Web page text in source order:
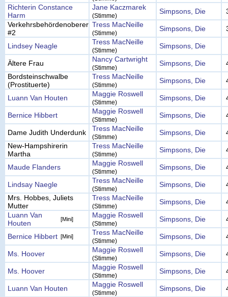
Richterin Constance
Harm
Jane Kaczmarek
(Stimme)
Simpsons, Die
Verkehrsbehördenoberer
#2
Tress MacNeille
(Stimme)
Simpsons, Die
Lindsey Neagle Tress MacNeille
(Stimme)
Simpsons, Die
Ältere Frau Nancy Cartwright
(Stimme)
Simpsons, Die
Bordsteinschwalbe
(Prostituerte)
Tress MacNeille
(Stimme)
Simpsons, Die
Luann Van Houten Maggie Roswell
(Stimme)
Simpsons, Die
Bernice Hibbert Maggie Roswell
(Stimme)
Simpsons, Die
Dame Judith Underdunk Tress MacNeille
(Stimme)
Simpsons, Die
New-Hampshirerin
Martha
Tress MacNeille
(Stimme)
Simpsons, Die
Maude Flanders Maggie Roswell
(Stimme)
Simpsons, Die
Lindsay Naegle Tress MacNeille
(Stimme)
Simpsons, Die
Mrs. Hobbes, Juliets
Mutter
Tress MacNeille
(Stimme)
Simpsons, Die
Luann Van
Houten
[Mini] Maggie Roswell
(Stimme)
Simpsons, Die
Bernice Hibbert [Mini] Tress MacNeille
(Stimme)
Simpsons, Die
Ms. Hoover Maggie Roswell
(Stimme)
Simpsons, Die
Ms. Hoover Maggie Roswell
(Stimme)
Simpsons, Die
Luann Van Houten Maggie Roswell
(Stimme)
Simpsons, Die